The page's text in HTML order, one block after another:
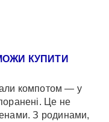
КУПИТИ
компотом — у
Це не
З родинами,